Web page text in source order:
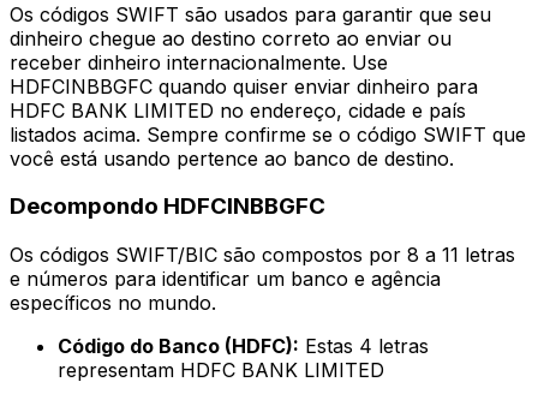
Os códigos SWIFT são usados para garantir que seu
dinheiro chegue ao destino correto ao enviar ou
receber dinheiro internacionalmente. Use
HDFCINBBGFC quando quiser enviar dinheiro para
HDFC BANK LIMITED no endereço, cidade e país
listados acima. Sempre confirme se o código SWIFT que
você está usando pertence ao banco de destino.
Decompondo HDFCINBBGFC
Os códigos SWIFT/BIC são compostos por 8 a 11 letras
e números para identificar um banco e agência
específicos no mundo.
Código do Banco (HDFC): Estas 4 letras
representam HDFC BANK LIMITED